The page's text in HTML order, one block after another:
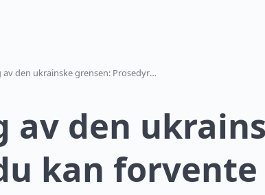
Kryssing av den ukrainske grensen: Prosedyrer og hva du kan forvente
av den
kan forvente